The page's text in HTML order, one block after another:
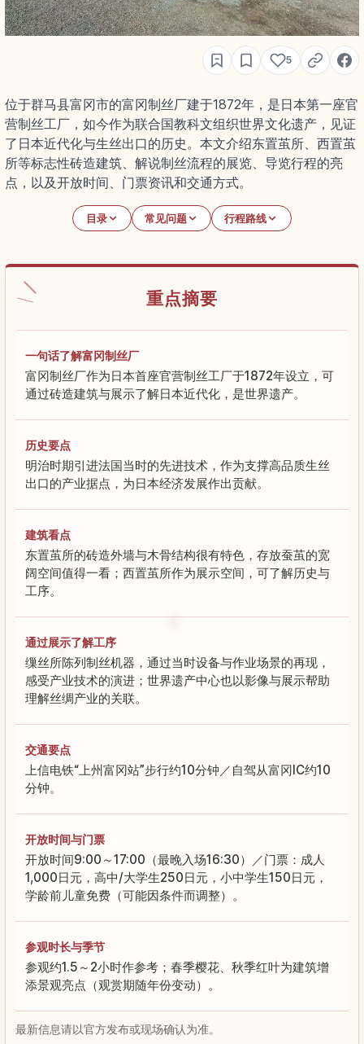
5
位于群马县富冈市的富冈制丝厂建于1872年，是日本第一座官
营制丝工厂，如今作为联合国教科文组织世界文化遗产，见证
了日本近代化与生丝出口的历史。本文介绍东置茧所、西置茧
所等标志性砖造建筑、解说制丝流程的展览、导览行程的亮
点，以及开放时间、门票资讯和交通方式。
目录 常见问题 行程路线
重点摘要
一句话了解富冈制丝厂
富冈制丝厂作为日本首座官营制丝工厂于1872年设立，可
通过砖造建筑与展示了解日本近代化，是世界遗产。
历史要点
明治时期引进法国当时的先进技术，作为支撑高品质生丝
出口的产业据点，为日本经济发展作出贡献。
建筑看点
东置茧所的砖造外墙与木骨结构很有特色，存放蚕茧的宽
阔空间值得一看；西置茧所作为展示空间，可了解历史与
工序。
通过展示了解工序
缫丝所陈列制丝机器，通过当时设备与作业场景的再现，
感受产业技术的演进；世界遗产中心也以影像与展示帮助
理解丝绸产业的关联。
交通要点
上信电铁“上州富冈站”步行约10分钟／自驾从富冈IC约10
分钟。
开放时间与门票
开放时间9:00～17:00（最晚入场16:30）／门票：成人
1,000日元，高中/大学生250日元，小中学生150日元，
学龄前儿童免费（可能因条件而调整）。
参观时长与季节
参观约1.5～2小时作参考；春季樱花、秋季红叶为建筑增
添景观亮点（观赏期随年份变动）。
最新信息请以官方发布或现场确认为准。